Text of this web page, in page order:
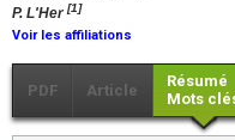
P. L'Her[1]
Voir les affiliations
PDF Article
Résumé
Mots